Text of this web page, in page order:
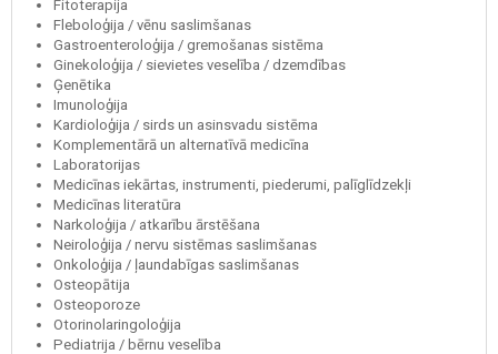
Fitoterapija
Fleboloģija / vēnu saslimšanas
Gastroenteroloģija / gremošanas sistēma
Ginekoloģija / sievietes veselība / dzemdības
Ģenētika
Imunoloģija
Kardioloģija / sirds un asinsvadu sistēma
Komplementārā un alternatīvā medicīna
Laboratorijas
Medicīnas iekārtas, instrumenti, piederumi, palīglīdzekļi
Medicīnas literatūra
Narkoloģija / atkarību ārstēšana
Neiroloģija / nervu sistēmas saslimšanas
Onkoloģija / ļaundabīgas saslimšanas
Osteopātija
Osteoporoze
Otorinolaringoloģija
Pediatrija / bērnu veselība